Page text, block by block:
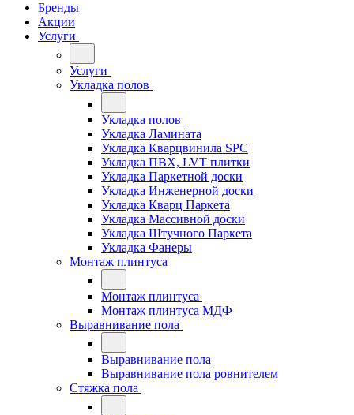
Бренды
Акции
Услуги
Услуги
Укладка полов
Укладка полов
Укладка Ламината
Укладка Кварцвинила SPC
Укладка ПВХ, LVT плитки
Укладка Паркетной доски
Укладка Инженерной доски
Укладка Кварц Паркета
Укладка Массивной доски
Укладка Штучного Паркета
Укладка Фанеры
Монтаж плинтуса
Монтаж плинтуса
Монтаж плинтуса МДФ
Выравнивание пола
Выравнивание пола
Выравнивание пола ровнителем
Стяжка пола